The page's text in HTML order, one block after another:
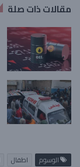
مقالات ذات صلة
الوسوم اطفال